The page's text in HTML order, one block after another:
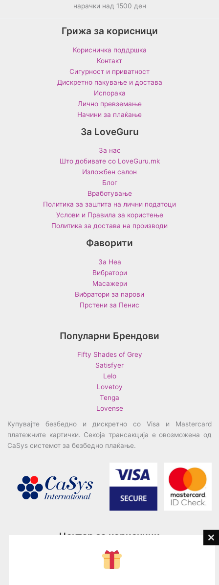
нарачки над 1500 ден
Грижа за корисници
Корисничка поддршка
Контакт
Сигурност и приватност
Дискретно пакување и достава
Испорака
Лично превземање
Начини за плаќање
За LoveGuru
За нас
Што добивате со LoveGuru.mk
Изложбен салон
Блог
Вработување
Политика за заштита на лични податоци
Услови и Правила за користење
Политика за достава на производи
Фаворити
За Неа
Вибратори
Масажери
Вибратори за парови
Прстени за Пенис
Популарни Брендови
Fifty Shades of Grey
Satisfyer
Lelo
Lovetoy
Tenga
Lovense
Купувајте безбедно и дискретно со Visa и Mastercard
платежните картички. Секоја трансакција е овозможена од
CaSys системот за безбедно плаќање.
Центар за корисници
076945497; 076945498
contact@loveguru.mk